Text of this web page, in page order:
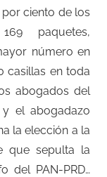
por ciento de los
paquetes,
número en
casillas en toda
abogados del
el abogadazo
la elección a la
que sepulta la
del PAN-PRD…